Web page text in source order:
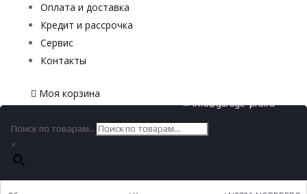
Оплата и доставка
Кредит и рассрочка
Сервис
Контакты
Моя корзина
✉ info@garage-pro.ru
Поиск по товарам...
×